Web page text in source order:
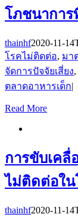
โภชนาการ
thainhf2020-11-
โรคไม่ติดต่อ, มา
จัดการปัจจัยเสี่ยง,
ตลาดอาหารเด็ก|
Read More
การขับเคลื่
ไม่ติดต่อใน
thainhf2020-11-